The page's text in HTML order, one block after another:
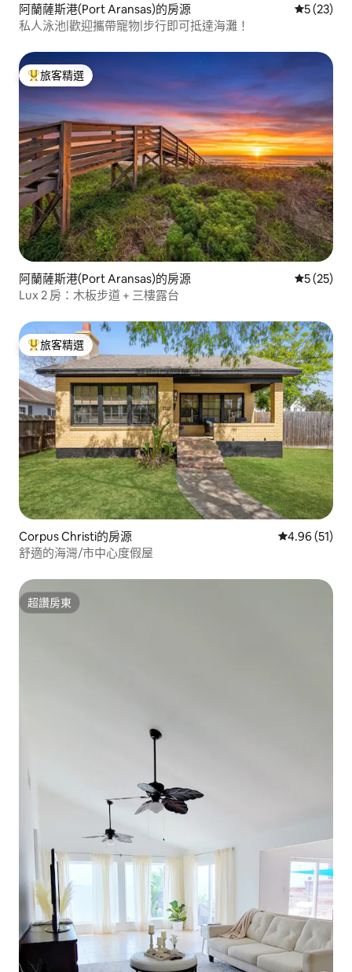
阿蘭薩斯港(Port Aransas)的房源 從 23 則評
5 (23)
私人泳池|歡迎攜帶寵物|步行即可抵達海灘！
旅客精選榜首
旅客精選
阿蘭薩斯港(Port Aransas)的房源 從 25 則評
5 (25)
Lux 2 房：木板步道 + 三樓露台
旅客精選榜首
旅客精選
Corpus Christi的房源 從 51 則評價
4.96 (51)
舒適的海灣/市中心度假屋
超讚房東
超讚房東